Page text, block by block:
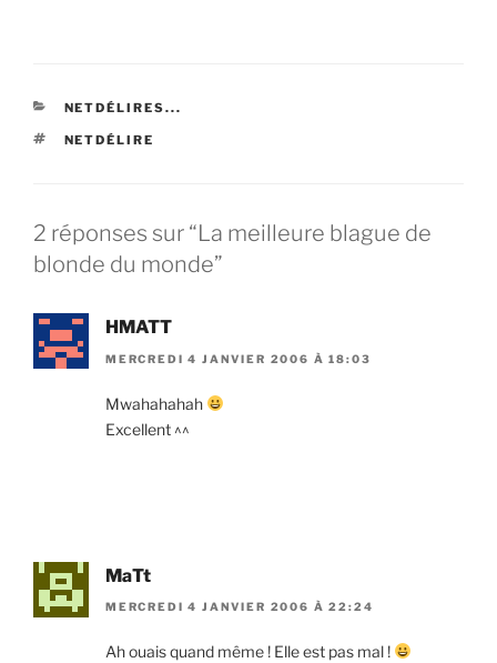
prouve qu'on sait aussi
s'en servir.…
CATÉGORIES
NETDÉLIRES...
ÉTIQUETTES
NETDÉLIRE
2 réponses sur “La meilleure blague de
blonde du monde”
HMATT
MERCREDI 4 JANVIER 2006 À 18:03
Mwahahahah
Excellent ^^
MaTt
MERCREDI 4 JANVIER 2006 À 22:24
Ah ouais quand même ! Elle est pas mal !